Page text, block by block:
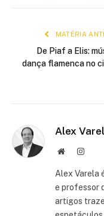
MATÉRIA
De Piaf a Elis:
dança flamenca no
Alex
Site
Alex Varela
e professor
artigos